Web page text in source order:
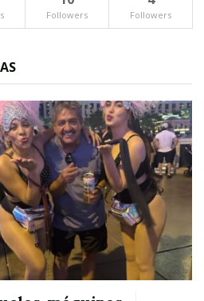
Followers Followers